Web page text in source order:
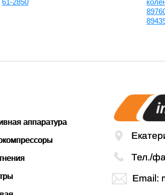
61-2850
аппаратура
Тел./
Email: